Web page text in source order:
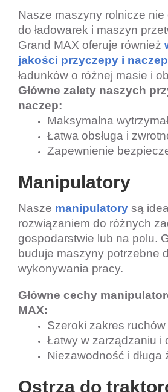
Nasze maszyny rolnicze nie
do ładowarek i maszyn
Grand MAX oferuje również
jakości przyczepy i
ładunków o różnej masie i
Główne zalety naszych
naczep:
Maksymalna
Łatwa obsługa i
Zapewnienie
Manipulatory
Nasze manipulatory są
rozwiązaniem do różnych
gospodarstwie lub na polu.
buduje maszyny potrzebne
wykonywania pracy.
Główne cechy
MAX:
Szeroki zakres
Łatwy w zarządzaniu i
Niezawodność i długa
Ostrza do